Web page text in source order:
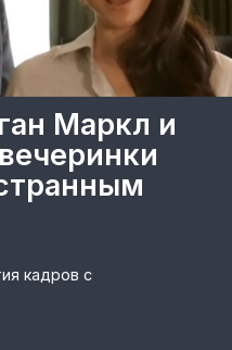
Маркл и
кадров с